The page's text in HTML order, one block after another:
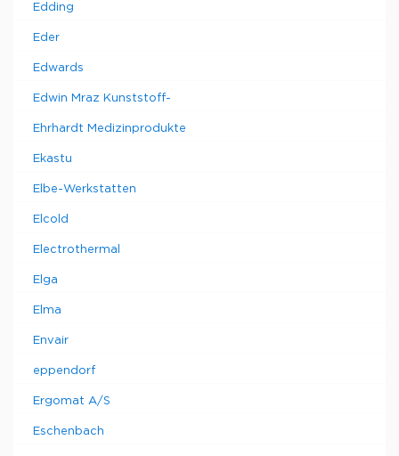
Edding
Eder
Edwards
Edwin Mraz Kunststoff-
Ehrhardt Medizinprodukte
Ekastu
Elbe-Werkstatten
Elcold
Electrothermal
Elga
Elma
Envair
eppendorf
Ergomat A/S
Eschenbach